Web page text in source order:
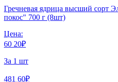
Гречневая ядрица высший сорт
покос" 700 г (8шт)
Цена:
60 20₽
За 1 шт
481 60₽